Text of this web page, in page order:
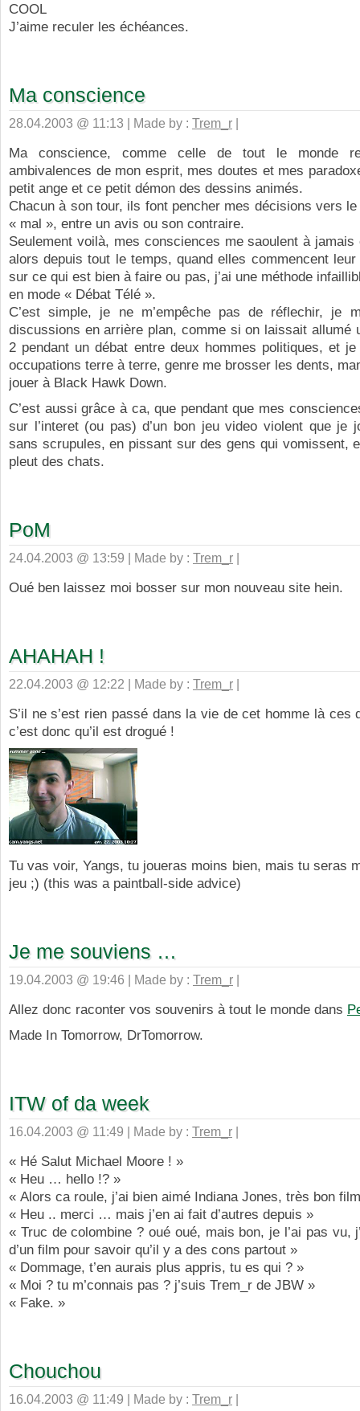
COOL
J’aime reculer les échéances.
Ma conscience
28.04.2003 @ 11:13 | Made by : Trem_r |
Ma conscience, comme celle de tout le monde
ambivalences de mon esprit, mes doutes et mes
petit ange et ce petit démon des dessins animés.
Chacun à son tour, ils font pencher mes décisions vers
« mal », entre un avis ou son contraire.
Seulement voilà, mes consciences me saoulent à jamais
alors depuis tout le temps, quand elles commencent
sur ce qui est bien à faire ou pas, j’ai une méthode
en mode « Débat Télé ».
C’est simple, je ne m’empêche pas de réflechir, je
discussions en arrière plan, comme si on laissait allumé
2 pendant un débat entre deux hommes politiques, et
occupations terre à terre, genre me brosser les dents,
jouer à Black Hawk Down.
C’est aussi grâce à ca, que pendant que mes
sur l’interet (ou pas) d’un bon jeu video violent que je
sans scrupules, en pissant sur des gens qui vomissent,
pleut des chats.
PoM
24.04.2003 @ 13:59 | Made by : Trem_r |
Oué ben laissez moi bosser sur mon nouveau site hein.
AHAHAH !
22.04.2003 @ 12:22 | Made by : Trem_r |
S’il ne s’est rien passé dans la vie de cet homme là ces
c’est donc qu’il est drogué !
Tu vas voir, Yangs, tu joueras moins bien, mais tu seras
jeu ;) (this was a paintball-side advice)
Je me souviens …
19.04.2003 @ 19:46 | Made by : Trem_r |
Allez donc raconter vos souvenirs à tout le monde dans
Made In Tomorrow, DrTomorrow.
ITW of da week
16.04.2003 @ 11:49 | Made by : Trem_r |
« Hé Salut Michael Moore ! »
« Heu … hello !? »
« Alors ca roule, j’ai bien aimé Indiana Jones, très bon
« Heu .. merci … mais j’en ai fait d’autres depuis »
« Truc de colombine ? oué oué, mais bon, je l’ai pas vu,
d’un film pour savoir qu’il y a des cons partout »
« Dommage, t’en aurais plus appris, tu es qui ? »
« Moi ? tu m’connais pas ? j’suis Trem_r de JBW »
« Fake. »
Chouchou
16.04.2003 @ 11:49 | Made by : Trem_r |